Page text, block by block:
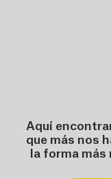
Aquí
que más nos
la forma